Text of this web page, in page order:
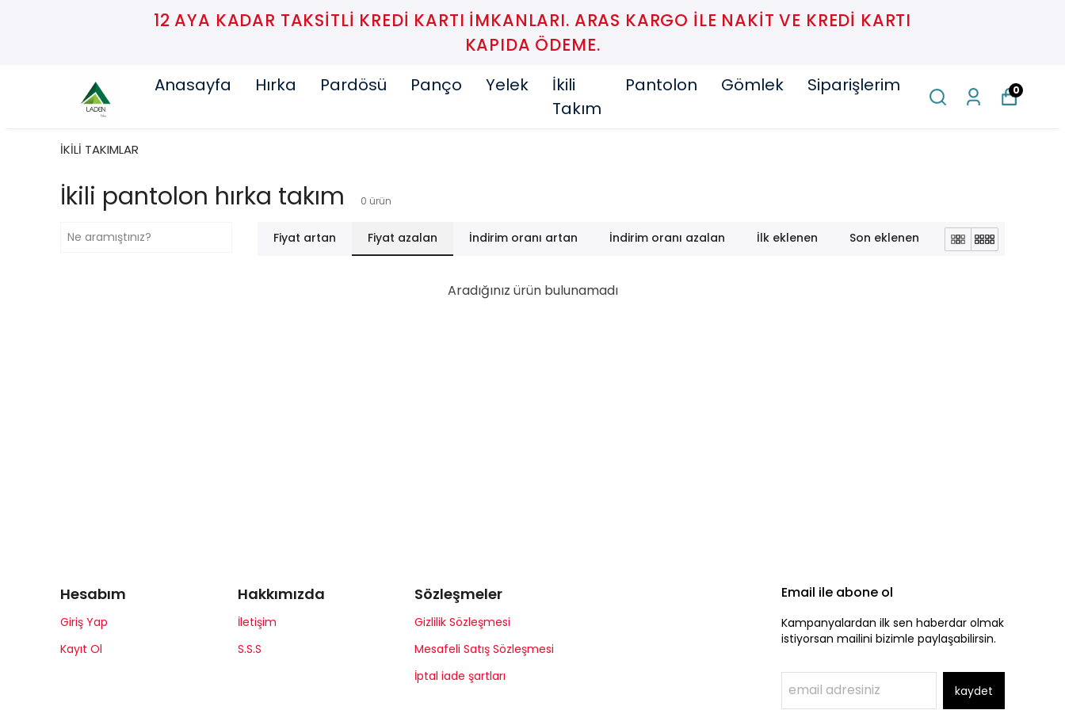
12 AYA KADAR TAKSITLI KREDI KARTI IMKANLARI. ARAS KARGO ILE NAKIT VE KREDI KARTI
KAPIDA ÖDEME.
Anasayfa Hırka Pardösü Panço Yelek
İkili
Takım
Pantolon Gömlek Siparişlerim 0
İKİLİ TAKIMLAR
İkili pantolon hırka takım 0 ürün
Fiyat artan Fiyat azalan İndirim oranı artan İndirim oranı azalan İlk eklenen Son eklenen
Aradığınız ürün bulunamadı
Hesabım
Giriş Yap
Kayıt Ol
Hakkımızda
İletişim
S.S.S
Sözleşmeler
Gizlilik Sözleşmesi
Mesafeli Satış Sözleşmesi
İptal iade şartları
Email ile abone ol
Kampanyalardan ilk sen haberdar olmak
istiyorsan mailini bizimle paylaşabilirsin.
kaydet